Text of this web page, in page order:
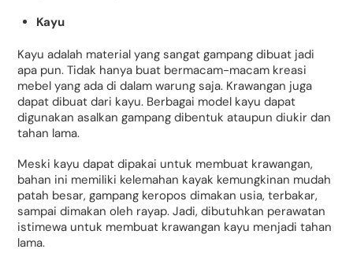
Kayu
Kayu adalah material yang sangat gampang dibuat jadi
apa pun. Tidak hanya buat bermacam-macam kreasi
mebel yang ada di dalam warung saja. Krawangan juga
dapat dibuat dari kayu. Berbagai model kayu dapat
digunakan asalkan gampang dibentuk ataupun diukir dan
tahan lama.
Meski kayu dapat dipakai untuk membuat krawangan,
bahan ini memiliki kelemahan kayak kemungkinan mudah
patah besar, gampang keropos dimakan usia, terbakar,
sampai dimakan oleh rayap. Jadi, dibutuhkan perawatan
istimewa untuk membuat krawangan kayu menjadi tahan
lama.